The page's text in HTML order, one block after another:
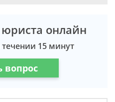
онлайн
течении 15 минут
вопрос